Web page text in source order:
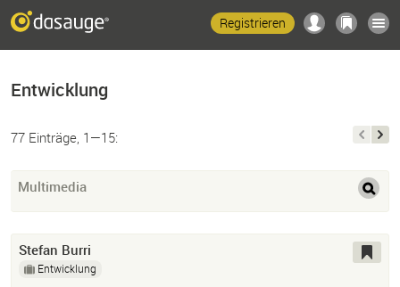
Registrieren
Entwicklung
77 Einträge, 1—15:
Multimedia
Stefan Burri
Entwicklung